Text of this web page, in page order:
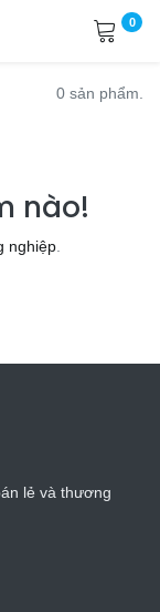
0
0 sản phẩm.
nào!
nghiệp
lẻ và thương